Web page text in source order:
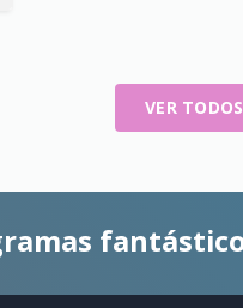
VER